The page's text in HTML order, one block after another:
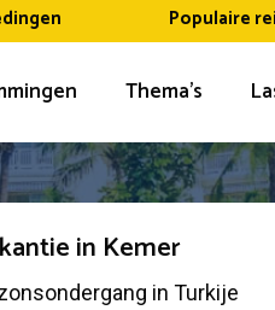
Populaire
Thema’s
in Kemer
in Turkije